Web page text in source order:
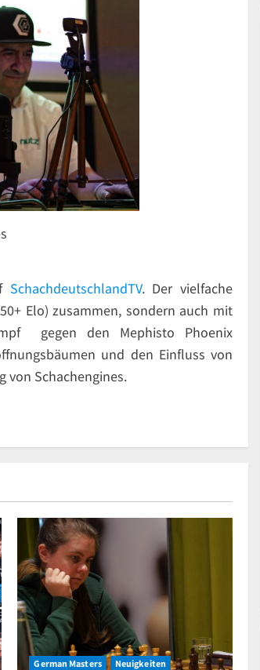
SchachdeutschlandTV. Der vielfache
Elo) zusammen, sondern auch mit
gegen den Mephisto Phoenix
und den Einfluss von
von Schachengines.
German Masters Neuigkeiten